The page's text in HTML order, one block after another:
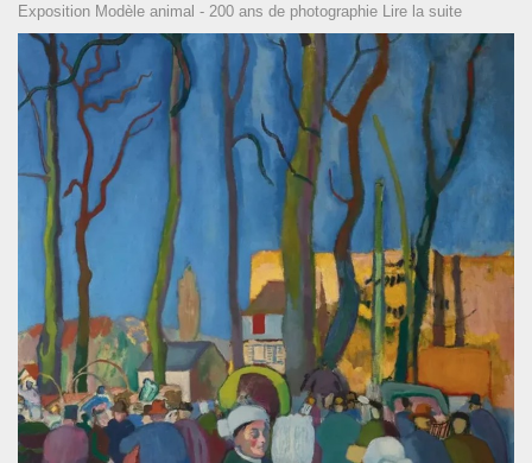
Exposition Modèle animal - 200 ans de photographie Lire la suite